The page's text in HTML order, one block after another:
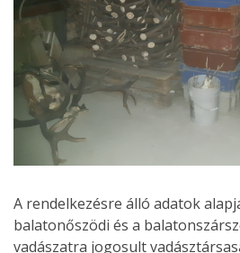
A rendelkezésre álló adatok
balatonőszödi és a
vadászatra jogosult